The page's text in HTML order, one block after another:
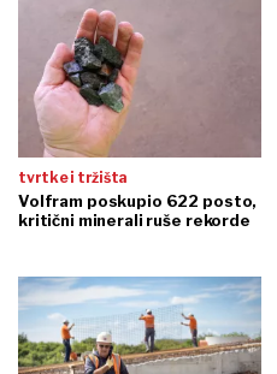
tvrtke i tržišta
Volfram poskupio 622 posto,
kritični minerali ruše rekorde